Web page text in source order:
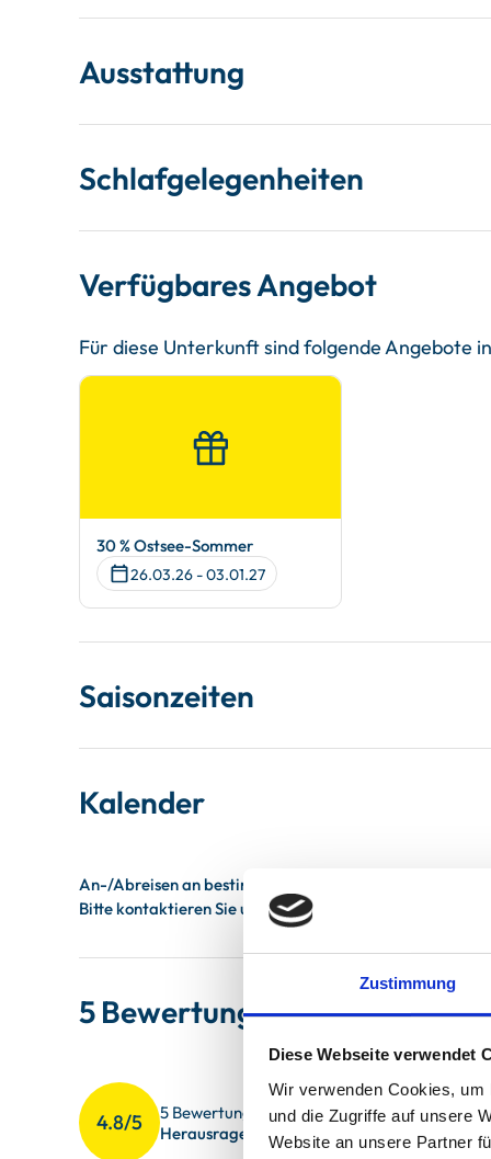
Zustimmung
Diese Webseite verwendet
Wir verwenden Cookies,
und die Zugriffe auf unsere
Website an unsere Partner
Ausstattung
Schlafgelegenheiten
Verfügbares Angebot
Für diese Unterkunft sind folgende Angebote
30 % Ostsee-Sommer
26.03.26 - 03.01.27
Saisonzeiten
Kalender
5 Bewertungen
4.8/5
5 Bewertungen
Herausragend
4.8 Sauberkeit
5